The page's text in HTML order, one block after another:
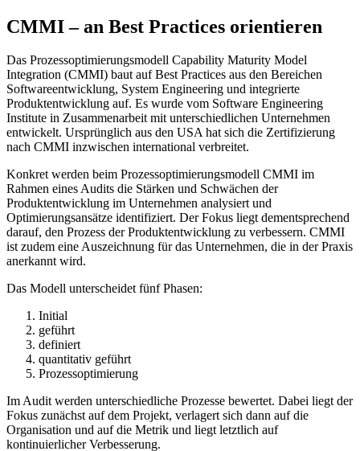
CMMI – an Best Practices orientieren
Das Prozessoptimierungsmodell Capability Maturity Model
Integration (CMMI) baut auf Best Practices aus den Bereichen
Softwareentwicklung, System Engineering und integrierte
Produktentwicklung auf. Es wurde vom Software Engineering
Institute in Zusammenarbeit mit unterschiedlichen Unternehmen
entwickelt. Ursprünglich aus den USA hat sich die Zertifizierung
nach CMMI inzwischen international verbreitet.
Konkret werden beim Prozessoptimierungsmodell CMMI im
Rahmen eines Audits die Stärken und Schwächen der
Produktentwicklung im Unternehmen analysiert und
Optimierungsansätze identifiziert. Der Fokus liegt dementsprechend
darauf, den Prozess der Produktentwicklung zu verbessern. CMMI
ist zudem eine Auszeichnung für das Unternehmen, die in der Praxis
anerkannt wird.
Das Modell unterscheidet fünf Phasen:
Initial
geführt
definiert
quantitativ geführt
Prozessoptimierung
Im Audit werden unterschiedliche Prozesse bewertet. Dabei liegt der
Fokus zunächst auf dem Projekt, verlagert sich dann auf die
Organisation und auf die Metrik und liegt letztlich auf
kontinuierlicher Verbesserung.